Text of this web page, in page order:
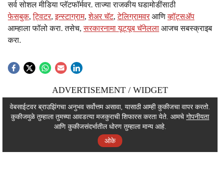
सर्व सोशल मीडिया प्लॅटफॉर्मवर. ताज्या राजकीय घडामोडींसाठी
फेसबुक,ट्विटर,इन्स्टाग्राम,शेअर चॅट,टेलिग्रामवर आणिव्हॉट्सॲप
आम्हाला फॉलो करा. तसेच,सरकारनामा यूट्यूब चॅनेलला आजच सबस्क्राइब
करा.
ADVERTISEMENT / WIDGET
ADVERTISEMENT / WIDGET
ADVERTISEMENT / WIDGET
वेबसाईटवर ब्राउझिंगचा अनुभव सर्वोत्तम असावा, यासाठी आम्ही कुकीजचा वापर करतो.
कुकीजमुळे तुम्हाला तुमच्या आवडत्या मजकुराची शिफारस करता येते. आमचे गोपनीयता
आणि कुकीजसंदर्भातील धोरण तुम्हाला मान्य आहे.
ओके